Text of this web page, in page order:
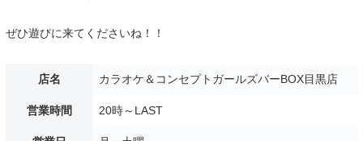
ぜひ遊びに来てくださいね！！
店名 カラオケ＆コンセプトガールズバーBOX目黒店
営業時間 20時～LAST